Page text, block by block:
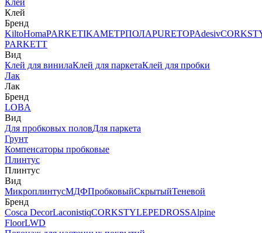
Клей
Клей
Бренд
KiltoHomaPARKETIKAМЕТРПОЛАPURETOPAdesiv
PARKETT
Вид
Клей для винилаКлей для паркетаКлей для пробки
Лак
Лак
Бренд
LOBA
Вид
Для пробковых половДля паркета
Грунт
Компенсаторы пробковые
Плинтус
Плинтус
Вид
МикроплинтусМДФПробковыйСкрытыйТеневой
Бренд
Cosca DecorLaconistiqCORKSTYLEPEDROSSAlpine
FloorLWD